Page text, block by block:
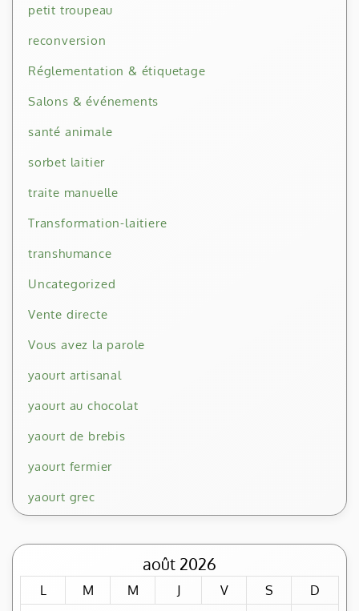
petit troupeau
reconversion
Réglementation & étiquetage
Salons & événements
santé animale
sorbet laitier
traite manuelle
Transformation-laitiere
transhumance
Uncategorized
Vente directe
Vous avez la parole
yaourt artisanal
yaourt au chocolat
yaourt de brebis
yaourt fermier
yaourt grec
août 2026
L M M J V S D